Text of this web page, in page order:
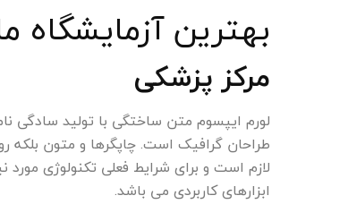
بهترین آزمایشگاه
مرکز پزشکی
لورم ایپسوم متن ساختگی با تولید سادگی
طراحان گرافیک است. چاپگرها و متون بلکه
لازم است و برای شرایط فعلی تکنولوژی مورد
ابزارهای کاربردی می باشد.